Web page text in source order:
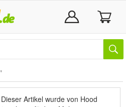
Dieser Artikel wurde von Hood